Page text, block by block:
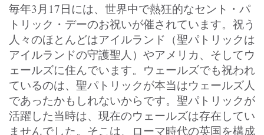
毎年3月17日には、世界中で熱狂的なセント・パ
トリック・デーのお祝いが催されています。祝う
人々のほとんどはアイルランド（聖パトリックは
アイルランドの守護聖人）やアメリカ、そしてウ
ェールズに住んでいます。ウェールズでも祝われ
ているのは、聖パトリックが本当はウェールズ人
であったかもしれないからです。聖パトリックが
活躍した当時は、現在のウェールズは存在してい
ませんでした。そこは、ローマ時代の英国を構成